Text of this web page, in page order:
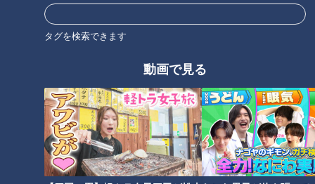
タグを検索できます
動画で見る